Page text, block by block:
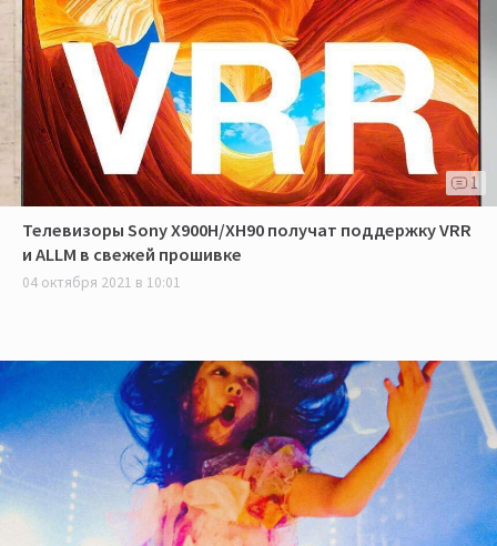
1
Телевизоры Sony X900H/XH90 получат поддержку VRR
и ALLM в свежей прошивке
04 октября 2021 в 10:01